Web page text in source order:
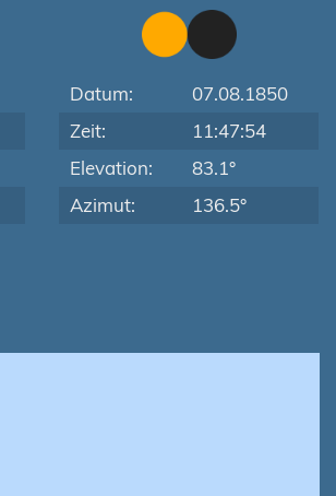
Datum:
07.08.1850
Zeit:
11:47:54
Elevation:
83.1°
Azimut:
136.5°